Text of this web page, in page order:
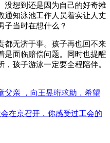
没想到还是因为自己的好奇摊
通知泳池工作人员着实让人丈
子当时在想什么？
都无济于事。孩子再也回不来
是面临赔偿问题。同时也提醒
孩子游泳一定要全程陪伴。
父亲 ，向王昱珩求助，希望
在京召开，你感受过工会的